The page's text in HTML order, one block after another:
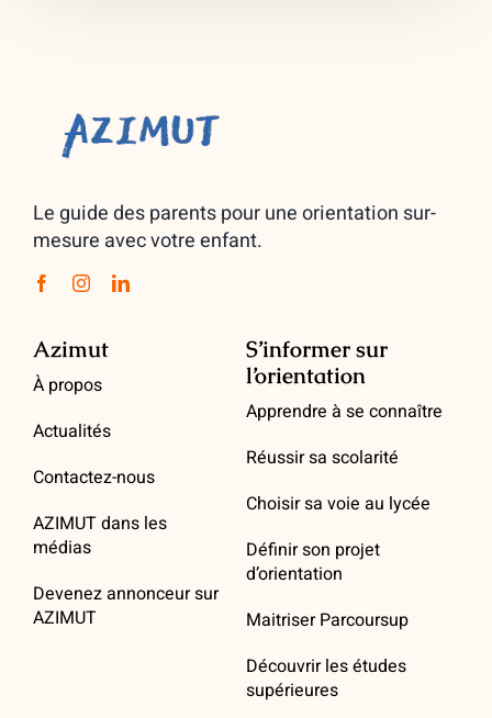
Le guide des parents pour une orientation sur-
mesure avec votre enfant.
Azimut
À propos
Actualités
Contactez-nous
AZIMUT dans les
médias
Devenez annonceur sur
AZIMUT
S’informer sur
l’orientation
Apprendre à se connaître
Réussir sa scolarité
Choisir sa voie au lycée
Définir son projet
d’orientation
Maitriser Parcoursup
Découvrir les études
supérieures